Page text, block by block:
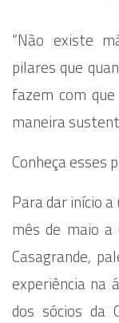
“Não existe
pilares que
fazem com
maneira
Conheça esses
Para dar início
mês de maio a
Casagrande,
experiência na
dos sócios da